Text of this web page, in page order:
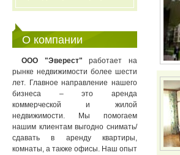
О компании
ООО "Эверест" работает на
рынке недвижимости более шести
лет. Главное направление нашего
бизнеса – это аренда
коммерческой и жилой
недвижимости. Мы помогаем
нашим клиентам выгодно снимать/
сдавать в аренду квартиры,
комнаты, а также офисы. Наш опыт